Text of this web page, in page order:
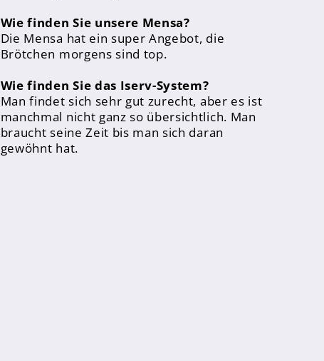
Wie finden Sie unsere Mensa?
Die Mensa hat ein super Angebot, die
Brötchen morgens sind top.
Wie finden Sie das Iserv-System?
Man findet sich sehr gut zurecht, aber es ist
manchmal nicht ganz so übersichtlich. Man
braucht seine Zeit bis man sich daran
gewöhnt hat.